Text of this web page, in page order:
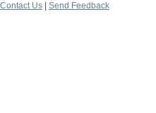
Contact Us
Send Feedback